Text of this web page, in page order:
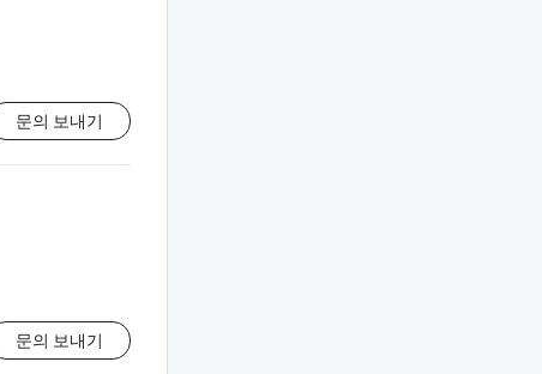
문의 보내기
문의 보내기